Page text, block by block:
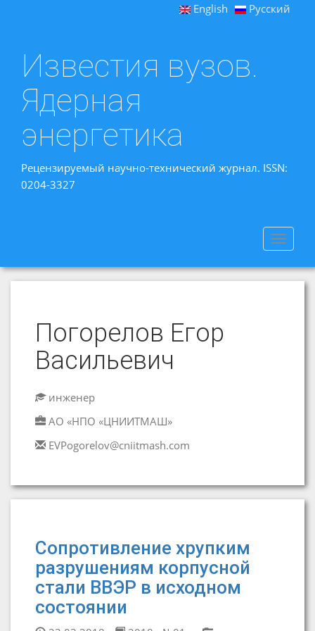
English Русский
Известия вузов.
Ядерная
энергетика
Рецензируемый научно-технический журнал. ISSN:
0204-3327
Toggle
Погорелов Егор
Васильевич
инженер
АО «НПО «ЦНИИТМАШ»
EVPogorelov@cniitmash.com
Сопротивление хрупким
разрушениям корпусной
стали ВВЭР в исходном
состоянии